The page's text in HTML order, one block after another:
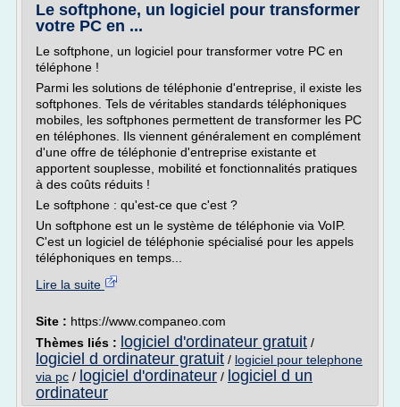
Le softphone, un logiciel pour transformer
votre PC en ...
Le softphone, un logiciel pour transformer votre PC en
téléphone !
Parmi les solutions de téléphonie d'entreprise, il existe les
softphones. Tels de véritables standards téléphoniques
mobiles, les softphones permettent de transformer les PC
en téléphones. Ils viennent généralement en complément
d'une offre de téléphonie d'entreprise existante et
apportent souplesse, mobilité et fonctionnalités pratiques
à des coûts réduits !
Le softphone : qu'est-ce que c'est ?
Un softphone est un le système de téléphonie via VoIP.
C'est un logiciel de téléphonie spécialisé pour les appels
téléphoniques en temps...
Lire la suite
Site : https://www.companeo.com
Thèmes liés : logiciel d'ordinateur gratuit /
logiciel d ordinateur gratuit / logiciel pour telephone
via pc / logiciel d'ordinateur / logiciel d un
ordinateur